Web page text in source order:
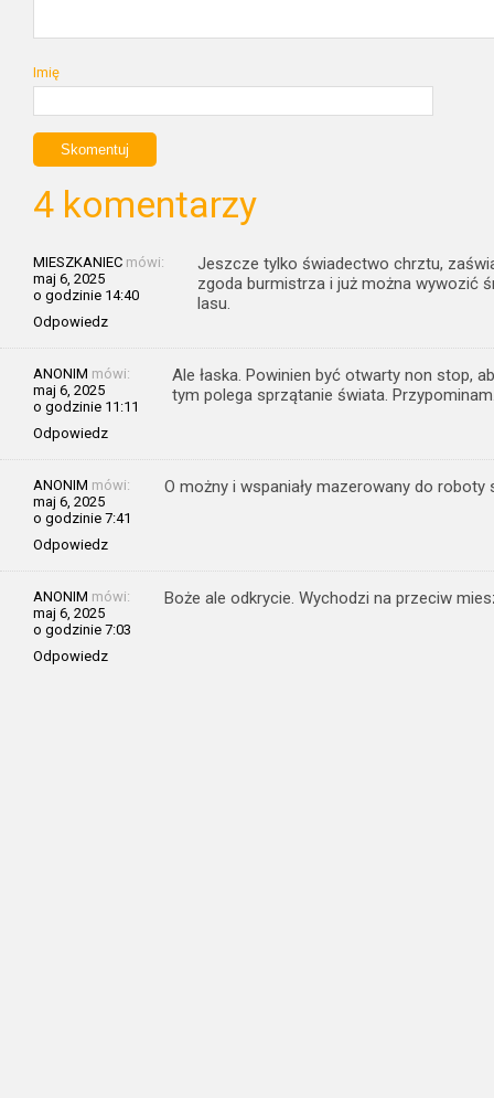
Imię
4 komentarzy
MIESZKANIEC mówi:
maj 6, 2025
o godzinie 14:40
Odpowiedz
Jeszcze tylko świadectwo chrztu,
zgoda burmistrza i już można wywozić
lasu.
ANONIM mówi:
maj 6, 2025
o godzinie 11:11
Odpowiedz
Ale łaska. Powinien być otwarty non stop,
tym polega sprzątanie świata.
ANONIM mówi:
maj 6, 2025
o godzinie 7:41
Odpowiedz
O możny i wspaniały mazerowany do roboty
ANONIM mówi:
maj 6, 2025
o godzinie 7:03
Odpowiedz
Boże ale odkrycie. Wychodzi na przeciw